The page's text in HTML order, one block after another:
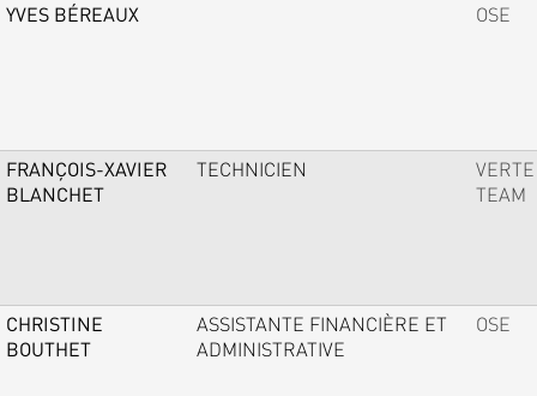
YVES BÉREAUX OSE
FRANÇOIS-XAVIER
BLANCHET
TECHNICIEN
VERTE
TEAM
CHRISTINE
BOUTHET
ASSISTANTE FINANCIÈRE ET
ADMINISTRATIVE
OSE